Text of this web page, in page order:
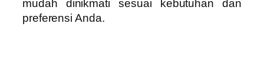
mudah dinikmati sesuai kebutuhan dan
preferensi Anda.